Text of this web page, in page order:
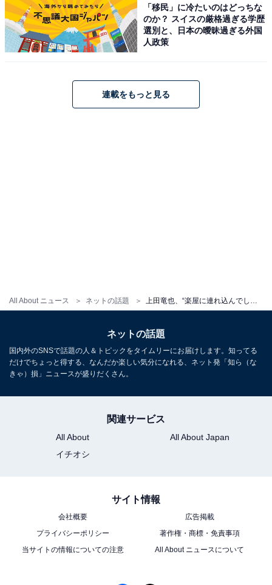
All About ニュース ネットの話題 上田竜也、“楽屋に連れ込んでしまいました”安達祐実とツーショット！ 「やってることが可愛すぎます」
「移民」に冷たいのはどっちな
のか？ スイスの厳格過ぎる学歴
選別と、日本の曖昧過ぎる外国
人政策
連載をもっと見る
ネットの話題
国内外のSNSで話題の人＆トピックをタイムリーにお届けします。知ってる
だけでちょっと得する、なんだか楽しい気分になれる、ネット発「知ら（な
きゃ）損」ニュースが盛りだくさん。
関連サービス
All About
All About Japan
イチオシ
サイト情報
会社概要
広告掲載
プライバシーポリシー
著作権・商標・免責事項
当サイトの情報についての注意
All About ニュースについて